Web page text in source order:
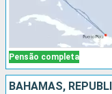
Pensão completa